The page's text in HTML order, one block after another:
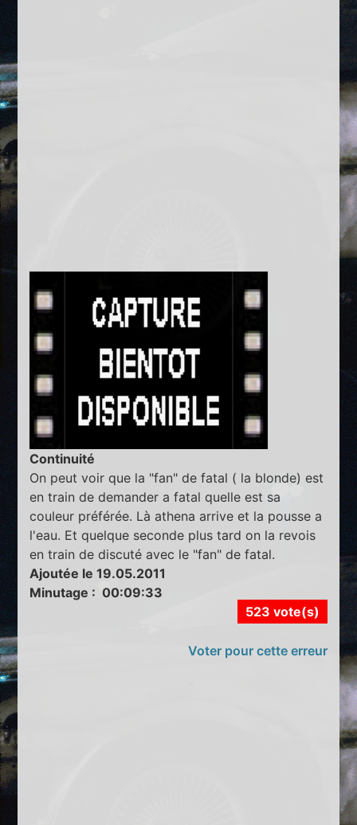
Continuité
On peut voir que la "fan" de fatal ( la blonde) est
en train de demander a fatal quelle est sa
couleur préférée. Là athena arrive et la pousse a
l'eau. Et quelque seconde plus tard on la revois
en train de discuté avec le "fan" de fatal.
Ajoutée le 19.05.2011
Minutage : 00:09:33
523 vote(s)
Voter pour cette erreur